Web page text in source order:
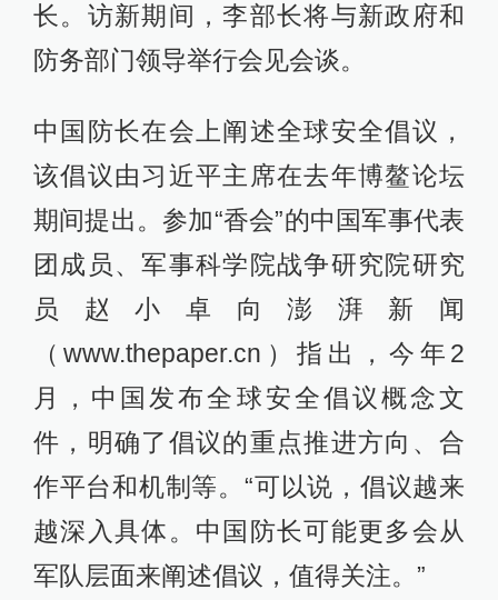
长。访新期间，李部长将与新政府和
防务部门领导举行会见会谈。
中国防长在会上阐述全球安全倡议，
该倡议由习近平主席在去年博鳌论坛
期间提出。参加“香会”的中国军事代表
团成员、军事科学院战争研究院研究
员赵小卓向澎湃新闻
（www.thepaper.cn）指出，今年2
月，中国发布全球安全倡议概念文
件，明确了倡议的重点推进方向、合
作平台和机制等。“可以说，倡议越来
越深入具体。中国防长可能更多会从
军队层面来阐述倡议，值得关注。”